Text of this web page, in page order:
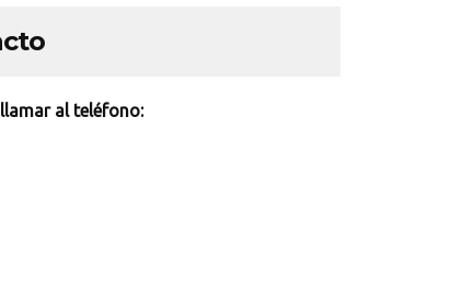
al teléfono: